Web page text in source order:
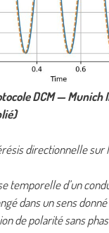
DCM —
directionnelle sur
temporelle d’un
dans un sens
de polarité sans